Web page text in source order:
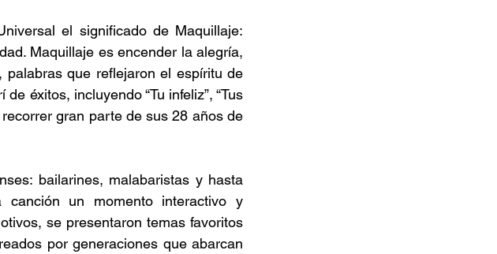
el significado de Maquillaje:
Maquillaje es encender la alegría,
que reflejaron el espíritu de
éxitos, incluyendo “Tu infeliz”, “Tus
gran parte de sus 28 años de
bailarines, malabaristas y hasta
un momento interactivo y
se presentaron temas favoritos
por generaciones que abarcan